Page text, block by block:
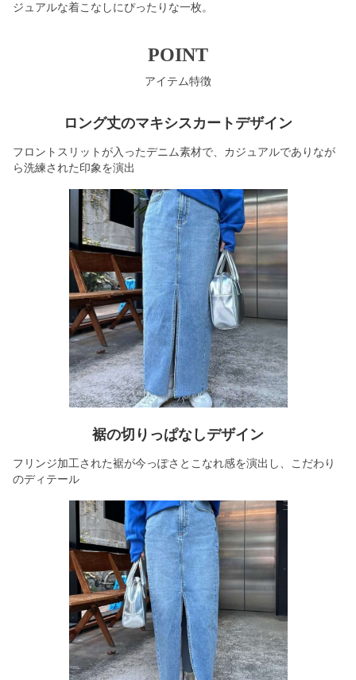
ジュアルな着こなしにぴったりな一枚。
POINT
アイテム特徴
ロング丈のマキシスカートデザイン
フロントスリットが入ったデニム素材で、カジュアルでありなが
ら洗練された印象を演出
裾の切りっぱなしデザイン
フリンジ加工された裾が今っぽさとこなれ感を演出し、こだわり
のディテール